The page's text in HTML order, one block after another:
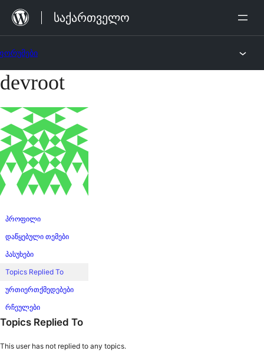
შიგთავსზე
გადასვლა
საქართველო
შიგთავსზე
devroot
პროფილი
დაწყებული თემები
პასუხები
Topics Replied To
ურთიერთქმედებები
რჩეულები
Topics Replied To
This user has not replied to any topics.